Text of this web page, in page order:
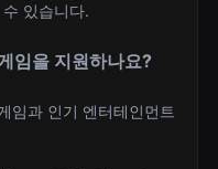
있습니다.
임을 지원하나요?
임과 인기 엔터테인먼트